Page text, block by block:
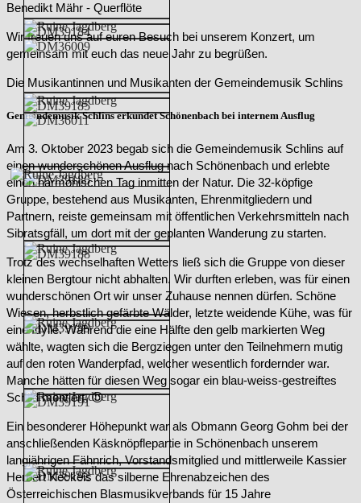
Benedikt Mähr - Querflöte
Wir freuen uns auf euren Besuch bei unserem Konzert, um
gemeinsam mit euch das neue Jahr zu begrüßen.
Die Musikantinnen und Musikanten der Gemeindemusik Schlins
Gemeindemusik Schlins erkundet Schönenbach bei internem Ausflug
Am 3. Oktober 2023 begab sich die Gemeindemusik Schlins auf
einen wunderschönen Ausflug nach Schönenbach und erlebte
einen harmonischen Tag inmitten der Natur. Die 32-köpfige
Gruppe, bestehend aus Musikanten, Ehrenmitgliedern und
Partnern, reiste gemeinsam mit öffentlichen Verkehrsmitteln nach
Sibratsgfäll, um dort mit der geplanten Wanderung zu starten.
Trotz des wechselhaften Wetters ließ sich die Gruppe von dieser
kleinen Bergtour nicht abhalten. Wir durften erleben, was für einen
wunderschönen Ort wir unser Zuhause nennen dürfen. Schöne
Wiesen, herbstlich gefärbte Wälder, letzte weidende Kühe, was für
eine Idylle. Während die eine Hälfte den gelb markierten Weg
wählte, wagten sich die Bergziegen unter den Teilnehmern mutig
auf den roten Wanderpfad, welcher wesentlich fordernder war.
Manche hätten für diesen Weg sogar ein blau-weiss-gestreiftes
Schild montiert 😉
Ein besonderer Höhepunkt war als Obmann Georg Gohm bei der
anschließenden Käsknöpflepartie in Schönenbach unserem
langjährigen Fähnrich, Vorstandsmitglied und mittlerweile Kassier
Herbert Keckeis das silberne Ehrenabzeichen des
Österreichischen Blasmusikverbands für 15 Jahre